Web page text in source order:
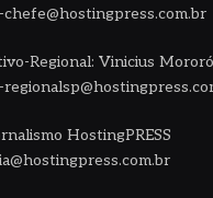
chefe@hostingpress.com.br
Regional: Vinicius Mororó
HostingPRESS